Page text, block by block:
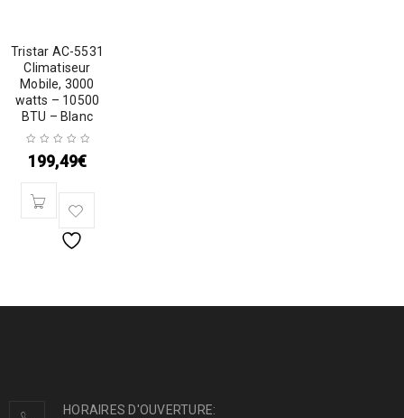
Tristar AC-5531
Climatiseur
Mobile, 3000
watts – 10500
BTU – Blanc
199,49€
HORAIRES D'OUVERTURE: